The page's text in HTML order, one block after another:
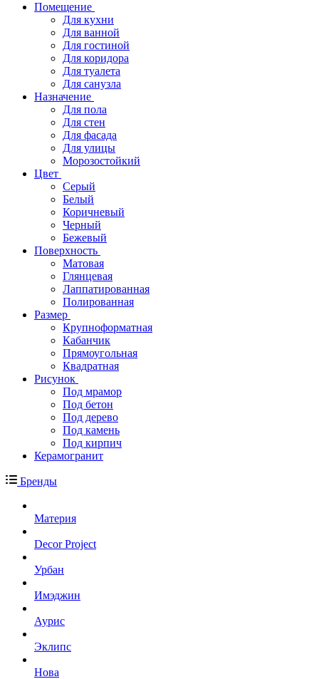
Помещение
Для кухни
Для ванной
Для гостиной
Для коридора
Для туалета
Для санузла
Назначение
Для пола
Для стен
Для фасада
Для улицы
Морозостойкий
Цвет
Серый
Белый
Коричневый
Черный
Бежевый
Поверхность
Матовая
Глянцевая
Лаппатированная
Полированная
Размер
Крупноформатная
Кабанчик
Прямоугольная
Квадратная
Рисунок
Под мрамор
Под бетон
Под дерево
Под камень
Под кирпич
Керамогранит
Бренды
Материя
Decor Project
Урбан
Имэджин
Аурис
Эклипс
Нова